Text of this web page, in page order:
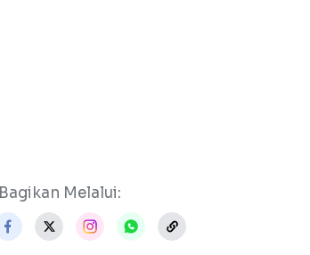
Bagikan Melalui: